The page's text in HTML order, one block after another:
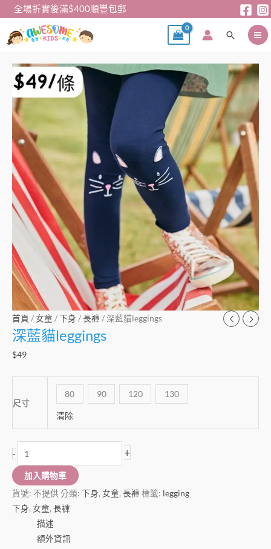
全場折實後滿$400順豐包郵
搜
首頁 /女童 /下身 /長褲 / 深藍貓leggings
深藍貓leggings
$49
尺寸
80 90 120 130
清除
-
深
藍
貓
leggings
數
量
+
加入購物車
貨號: 不提供 分類: 下身, 女童, 長褲 標籤: legging
下身, 女童, 長褲
描述
額外資訊